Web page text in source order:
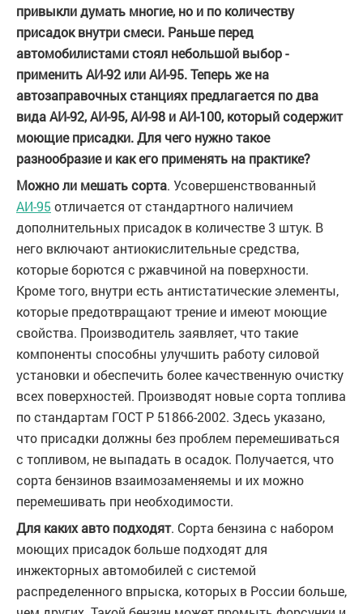
привыкли думать многие, но и по количеству
присадок внутри смеси. Раньше перед
автомобилистами стоял небольшой выбор -
применить АИ-92 или АИ-95. Теперь же на
автозаправочных станциях предлагается по два
вида АИ-92, АИ-95, АИ-98 и АИ-100, который содержит
моющие присадки. Для чего нужно такое
разнообразие и как его применять на практике?
Можно ли мешать сорта. Усовершенствованный
АИ-95отличается от стандартного наличием
дополнительных присадок в количестве 3 штук. В
него включают антиокислительные средства,
которые борются с ржавчиной на поверхности.
Кроме того, внутри есть антистатические элементы,
которые предотвращают трение и имеют моющие
свойства. Производитель заявляет, что такие
компоненты способны улучшить работу силовой
установки и обеспечить более качественную очистку
всех поверхностей. Производят новые сорта топлива
по стандартам ГОСТ Р 51866-2002. Здесь указано,
что присадки должны без проблем перемешиваться
с топливом, не выпадать в осадок. Получается, что
сорта бензинов взаимозаменяемы и их можно
перемешивать при необходимости.
Для каких авто подходят. Сорта бензина с набором
моющих присадок больше подходят для
инжекторных автомобилей с системой
распределенного впрыска, которых в России больше,